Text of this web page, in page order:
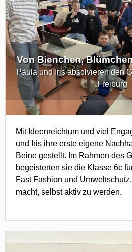
Von Bienchen,
Paula und Iris absolvieren den
Freiburg
Mit Ideenreichtum und viel
und Iris ihre erste eigene
Beine gestellt. Im Rahmen des
begeisterten sie die Klasse 6c
Fast Fashion und
macht, selbst aktiv zu werden.